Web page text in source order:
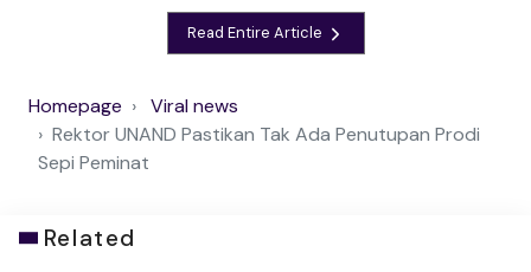
Read Entire Article
Homepage
Viral news
Rektor UNAND Pastikan Tak Ada Penutupan Prodi
Sepi Peminat
Related